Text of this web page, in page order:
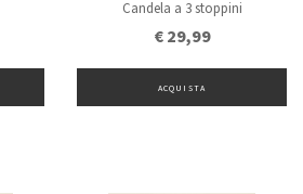
Candela a 3 stoppini
€ 29,99
ACQUISTA